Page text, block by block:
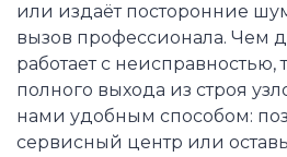
или издаёт посторонние
вызов профессионала. Чем
работает с
полного выхода из строя
нами удобным способом:
сервисный центр или